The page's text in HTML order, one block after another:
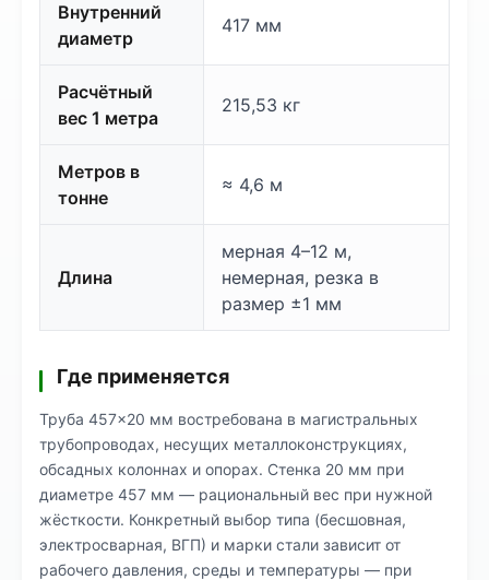
Внутренний
диаметр
417 мм
Расчётный
вес 1 метра
215,53 кг
Метров в
тонне
≈ 4,6 м
Длина
мерная 4–12 м,
немерная, резка в
размер ±1 мм
Где применяется
Труба 457×20 мм востребована в магистральных
трубопроводах, несущих металлоконструкциях,
обсадных колоннах и опорах. Стенка 20 мм при
диаметре 457 мм — рациональный вес при нужной
жёсткости. Конкретный выбор типа (бесшовная,
электросварная, ВГП) и марки стали зависит от
рабочего давления, среды и температуры — при